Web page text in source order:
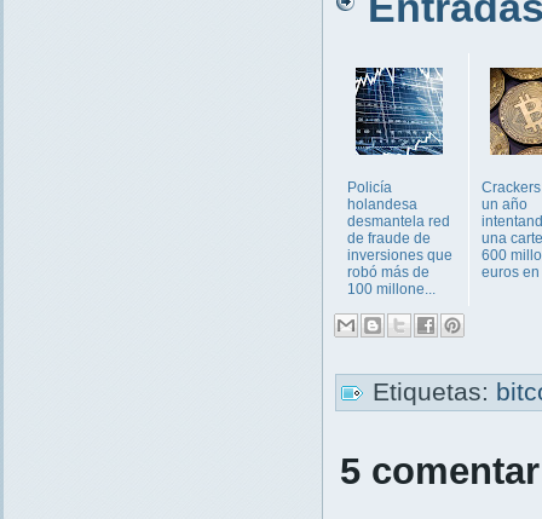
Policía
holandesa
desmantela red
de fraude de
inversiones que
robó más de
100 millone...
un año
una
600
euros en
Etiquetas:
5